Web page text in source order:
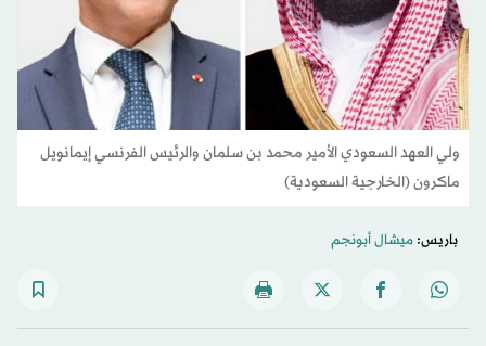
ولي العهد السعودي الأمير محمد بن سلمان والرئيس الفرنسي إيمانويل
ماكرون (الخارجية السعودية)
باريس:ميشال أبونجم